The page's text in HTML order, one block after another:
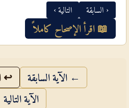
‹ السابقة التالية ›
📖 اقرأ الإصحاح كاملاً
← الآية السابقة
↩
الآية